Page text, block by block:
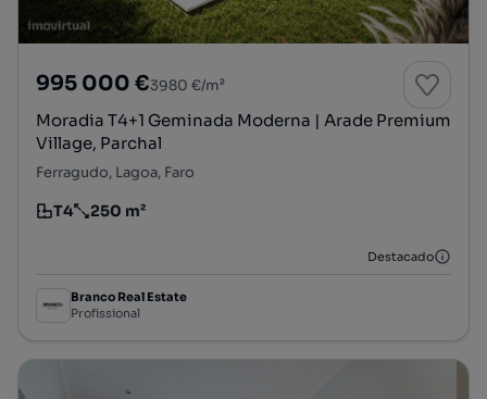
995 000 €3980 €/m²
Moradia T4+1 Geminada Moderna | Arade Premium
Village, Parchal
Ferragudo, Lagoa, Faro
Tipologia
T4
Preço por metro quadrado
250 m²
Destacado
Branco Real Estate
Profissional